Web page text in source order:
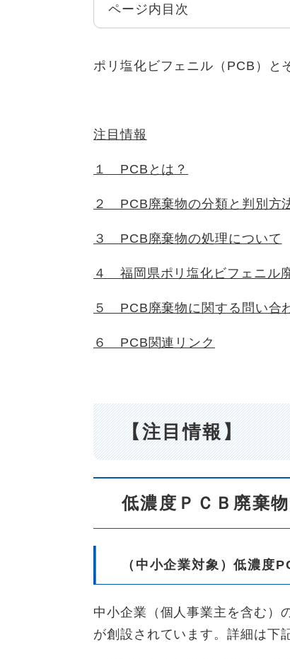
ページ内目次
ポリ塩化ビフェニル（PCB）と
注目情報
１ PCBとは？
２ PCB廃棄物の分類と判別方
３ PCB廃棄物の処理について
４ 福岡県ポリ塩化ビフェニル
５ PCB廃棄物に関する問い合
６ PCB関連リンク
【注目情報】
低濃度ＰＣＢ廃棄
（中小企業対象）低濃度
中小企業（個人事業主を含む）
が創設されています。詳細は下